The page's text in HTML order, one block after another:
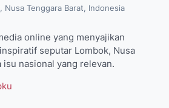
Nusa Tenggara Barat, Indonesia
online yang menyajikan
seputar Lombok, Nusa
nasional yang relevan.